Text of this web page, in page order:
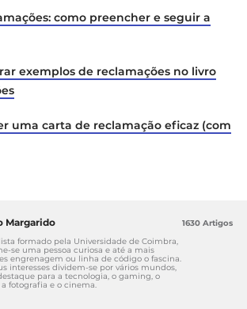
como preencher e seguir a
exemplos de reclamações no livro
uma carta de reclamação eficaz (com
Margarido
formado pela Universidade de Coimbra,
se uma pessoa curiosa e até a mais
engrenagem ou linha de código o fascina.
interesses dividem-se por vários mundos,
para a tecnologia, o gaming, o
a fotografia e o cinema.
1630 Artigos